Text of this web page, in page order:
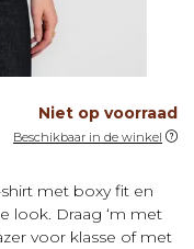
Niet op voorraad
Beschikbaar in de winkel
met boxy fit en
look. Draag ‘m met
voor klasse of met